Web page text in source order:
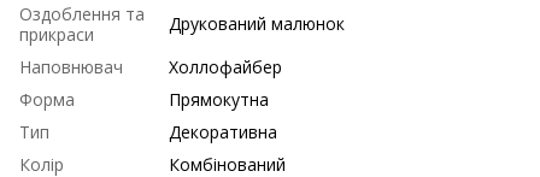
Оздоблення та
прикраси
Друкований малюнок
Наповнювач
Холлофайбер
Форма
Прямокутна
Тип
Декоративна
Колір
Комбінований